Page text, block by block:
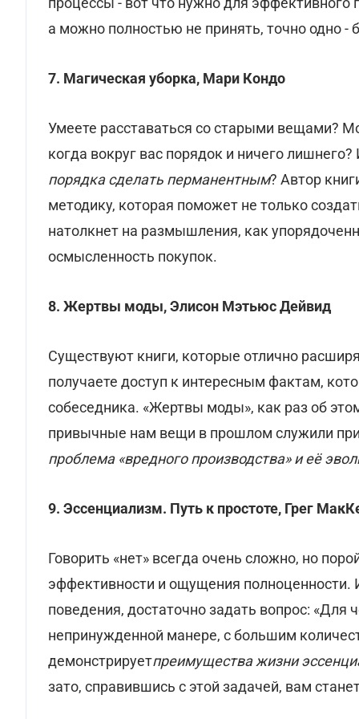
а можно полностью не принять, точно одно -
7. Магическая уборка, Мари Кондо
Умеете расставаться со старыми вещами?
когда вокруг вас порядок и ничего
порядка сделать перманентным? Автор
методику, которая поможет не только
натолкнет на размышления, как
осмысленность покупок.
8. Жертвы моды, Элисон Мэтьюс Дейвид
Существуют книги, которые отлично
получаете доступ к интересным фактам,
собеседника. «Жертвы моды», как раз об
привычные нам вещи в прошлом служили
проблема «вредного производства» и её
9. Эссенциализм. Путь к простоте, Грег
Говорить «нет» всегда очень сложно, но
эффективности и ощущения
поведения, достаточно задать вопрос: «Для
непринужденной манере, с большим
демонстрируетпреимущества жизни
зато, справившись с этой задачей, вам